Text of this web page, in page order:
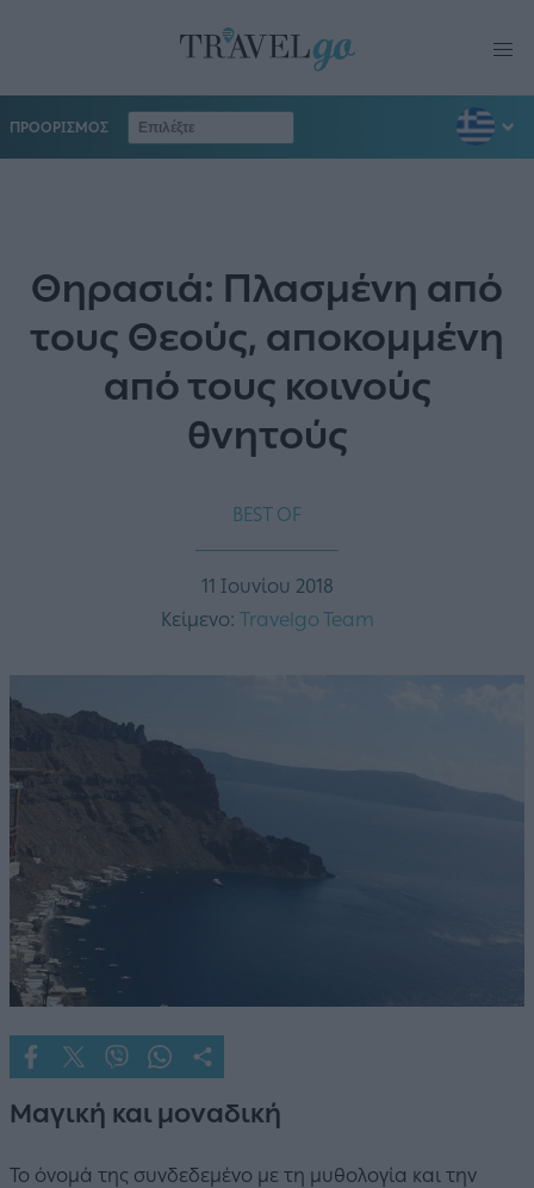
ΠΡΟΟΡΙΣΜΟΣ
Θηρασιά: Πλασμένη από
τους Θεούς, αποκομμένη
από τους κοινούς
θνητούς
BEST OF
11 Ιουνίου 2018
Κείμενο: Travelgo Team
Μαγική και μοναδική
Το όνομά της συνδεδεμένο με τη μυθολογία και την